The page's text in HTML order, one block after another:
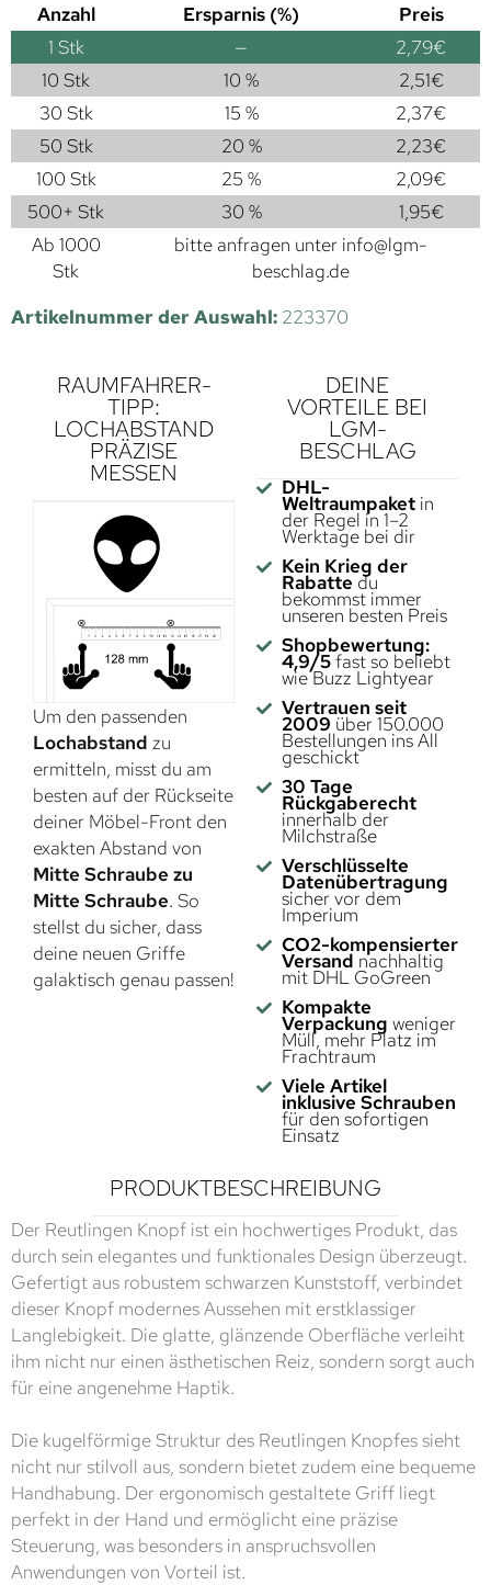
Anzahl Ersparnis (%)
Preis
1 Stk — 2,79€
10 Stk
10 % 2,51€
30 Stk
15 % 2,37€
50 Stk
20 % 2,23€
100 Stk
25 % 2,09€
500+ Stk
30 % 1,95€
Ab 1000
Stk
bitte anfragen unter info@lgm-
beschlag.de
Artikelnummer der Auswahl: 223370
RAUMFAHRER-
TIPP:
LOCHABSTAND
PRÄZISE
MESSEN
Um den passenden
Lochabstand zu
ermitteln, misst du am
besten auf der Rückseite
deiner Möbel-Front den
exakten Abstand von
Mitte Schraube zu
Mitte Schraube. So
stellst du sicher, dass
deine neuen Griffe
galaktisch genau passen!
DEINE
VORTEILE BEI
LGM-
BESCHLAG
DHL-
Weltraumpaketin
der Regel in 1–2
Werktage bei dir
Kein Krieg der
Rabatte du
bekommst immer
unseren besten Preis
Shopbewertung:
4,9/5fast so beliebt
wie Buzz Lightyear
Vertrauen seit
2009 über 150.000
Bestellungen ins All
geschickt
30 Tage
Rückgaberecht
innerhalb der
Milchstraße
Verschlüsselte
Datenübertragung
sicher vor dem
Imperium
CO2-kompensierter
Versand nachhaltig
mit DHL GoGreen
Kompakte
Verpackung weniger
Müll, mehr Platz im
Frachtraum
Viele Artikel
inklusive Schrauben
für den sofortigen
Einsatz
PRODUKTBESCHREIBUNG
Der Reutlingen Knopf ist ein hochwertiges Produkt, das
durch sein elegantes und funktionales Design überzeugt.
Gefertigt aus robustem schwarzen Kunststoff, verbindet
dieser Knopf modernes Aussehen mit erstklassiger
Langlebigkeit. Die glatte, glänzende Oberfläche verleiht
ihm nicht nur einen ästhetischen Reiz, sondern sorgt auch
für eine angenehme Haptik.
Die kugelförmige Struktur des Reutlingen Knopfes sieht
nicht nur stilvoll aus, sondern bietet zudem eine bequeme
Handhabung. Der ergonomisch gestaltete Griff liegt
perfekt in der Hand und ermöglicht eine präzise
Steuerung, was besonders in anspruchsvollen
Anwendungen von Vorteil ist.